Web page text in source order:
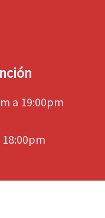
a 19:00pm